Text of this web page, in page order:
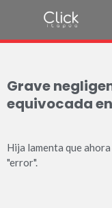
Grave
equivocada en
Hija lamenta que
"error".